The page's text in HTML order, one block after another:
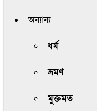
অন্যান্য
ধর্ম
ভ্রমণ
মুক্তমত